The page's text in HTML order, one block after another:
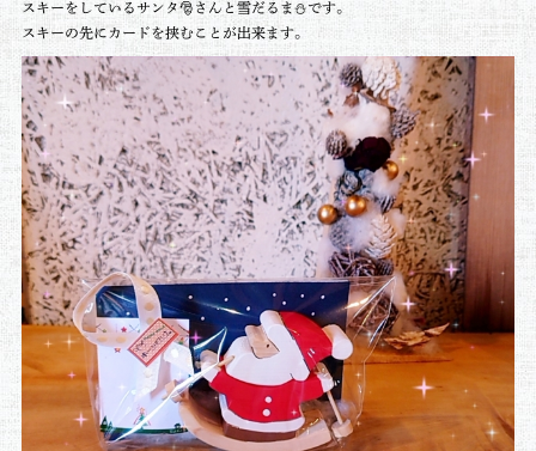
スキーをしているサンタ🎅さんと雪だるま⛄です。
スキーの先にカードを挟むことが出来ます。